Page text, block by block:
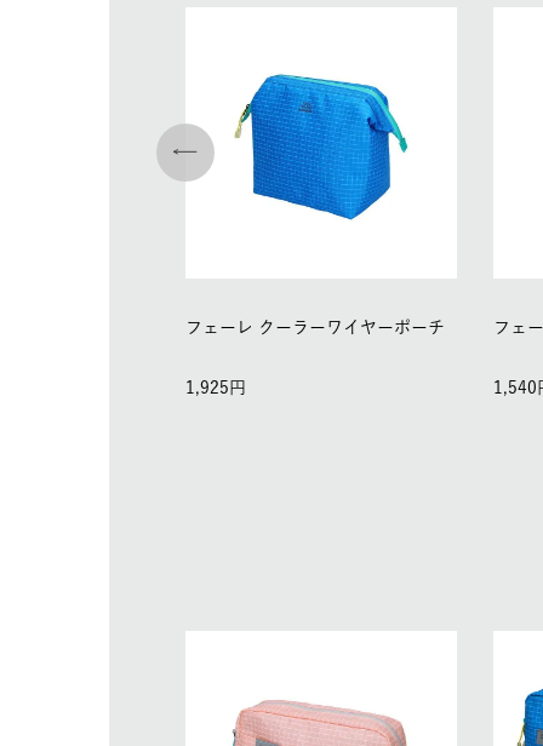
フェーレ クーラーワイヤーポーチ
1,925
フェ
1,540